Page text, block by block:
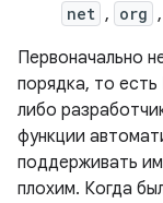
net , org ,
Первоначально
порядка, то есть
либо
функции
поддерживать
плохим. Когда